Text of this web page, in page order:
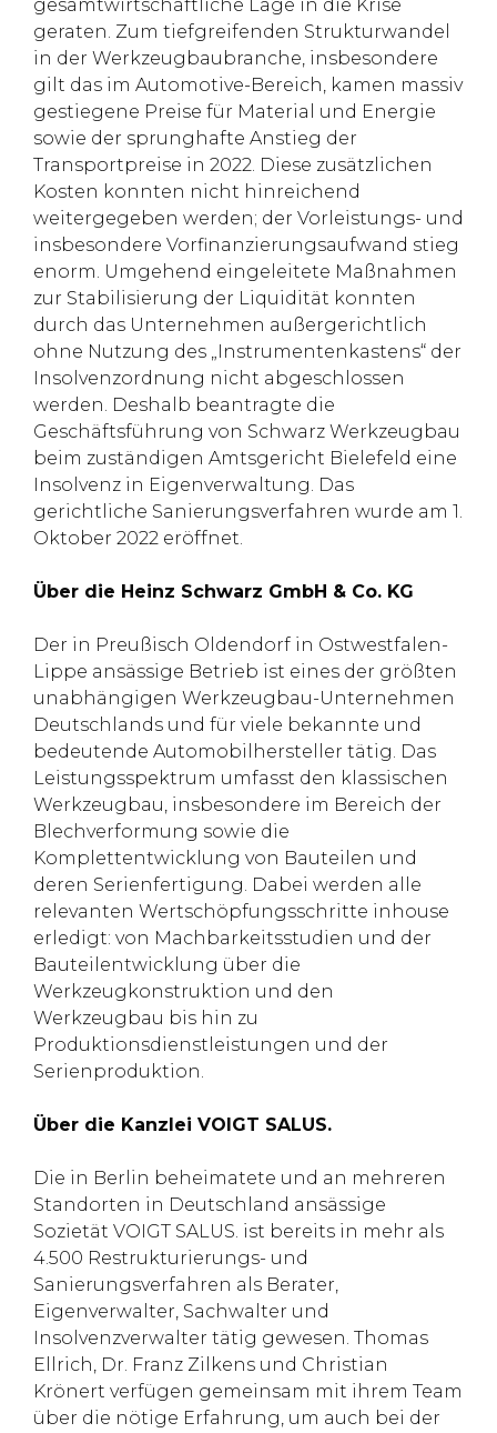
gesamtwirtschaftliche Lage in die Krise
geraten. Zum tiefgreifenden Strukturwandel
in der Werkzeugbaubranche, insbesondere
gilt das im Automotive-Bereich, kamen massiv
gestiegene Preise für Material und Energie
sowie der sprunghafte Anstieg der
Transportpreise in 2022. Diese zusätzlichen
Kosten konnten nicht hinreichend
weitergegeben werden; der Vorleistungs- und
insbesondere Vorfinanzierungsaufwand stieg
enorm. Umgehend eingeleitete Maßnahmen
zur Stabilisierung der Liquidität konnten
durch das Unternehmen außergerichtlich
ohne Nutzung des „Instrumentenkastens“ der
Insolvenzordnung nicht abgeschlossen
werden. Deshalb beantragte die
Geschäftsführung von Schwarz Werkzeugbau
beim zuständigen Amtsgericht Bielefeld eine
Insolvenz in Eigenverwaltung. Das
gerichtliche Sanierungsverfahren wurde am 1.
Oktober 2022 eröffnet.
Über die Heinz Schwarz GmbH & Co. KG
Der in Preußisch Oldendorf in Ostwestfalen-
Lippe ansässige Betrieb ist eines der größten
unabhängigen Werkzeugbau-Unternehmen
Deutschlands und für viele bekannte und
bedeutende Automobilhersteller tätig. Das
Leistungsspektrum umfasst den klassischen
Werkzeugbau, insbesondere im Bereich der
Blechverformung sowie die
Komplettentwicklung von Bauteilen und
deren Serienfertigung. Dabei werden alle
relevanten Wertschöpfungsschritte inhouse
erledigt: von Machbarkeitsstudien und der
Bauteilentwicklung über die
Werkzeugkonstruktion und den
Werkzeugbau bis hin zu
Produktionsdienstleistungen und der
Serienproduktion.
Über die Kanzlei VOIGT SALUS.
Die in Berlin beheimatete und an mehreren
Standorten in Deutschland ansässige
Sozietät VOIGT SALUS. ist bereits in mehr als
4.500 Restrukturierungs- und
Sanierungsverfahren als Berater,
Eigenverwalter, Sachwalter und
Insolvenzverwalter tätig gewesen. Thomas
Ellrich, Dr. Franz Zilkens und Christian
Krönert verfügen gemeinsam mit ihrem Team
über die nötige Erfahrung, um auch bei der